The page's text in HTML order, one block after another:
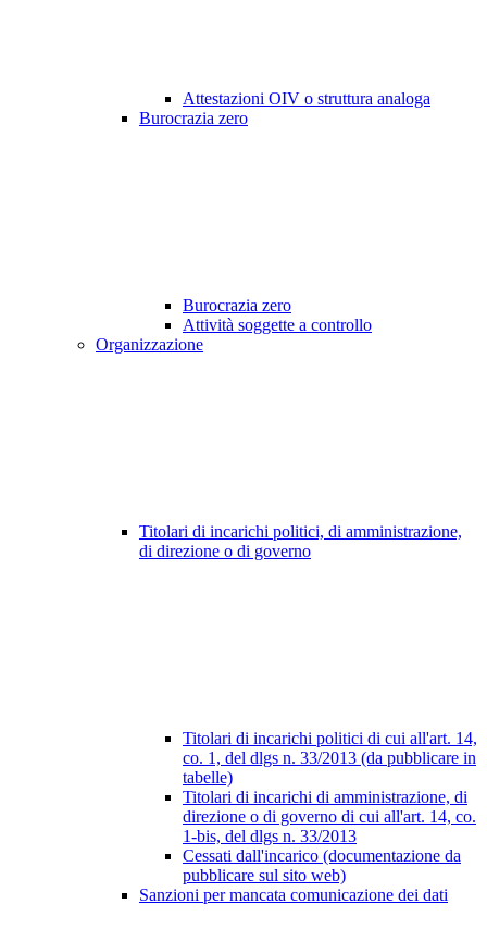
Attestazioni OIV o struttura analoga
Burocrazia zero
Burocrazia zero
Attività soggette a controllo
Organizzazione
Titolari di incarichi politici, di amministrazione,
di direzione o di governo
Titolari di incarichi politici di cui all'art. 14,
co. 1, del dlgs n. 33/2013 (da pubblicare in
tabelle)
Titolari di incarichi di amministrazione, di
direzione o di governo di cui all'art. 14, co.
1-bis, del dlgs n. 33/2013
Cessati dall'incarico (documentazione da
pubblicare sul sito web)
Sanzioni per mancata comunicazione dei dati